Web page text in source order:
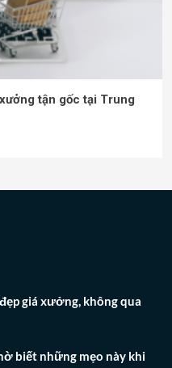
tận gốc tại Trung
giá xưởng, không qua
biết những mẹo này khi